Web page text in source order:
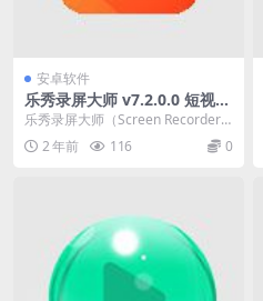
安卓软件
乐秀录屏大师 v7.2.0.0 短视频
手机录屏神器
乐秀录屏大师（Screen Recorder V
Recorder）是乐秀视频编...
2 年前 116 0